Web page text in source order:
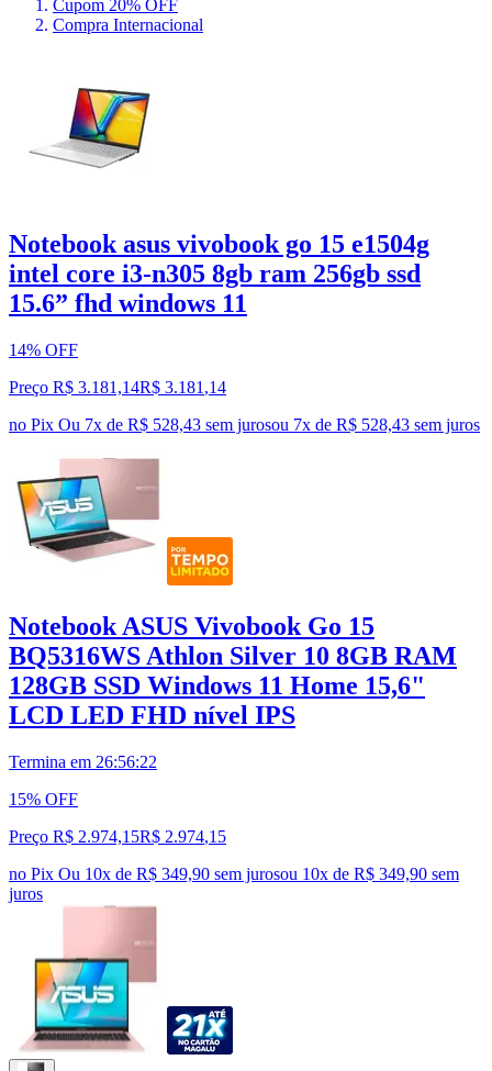
Cupom 20% OFF
Compra Internacional
Notebook asus vivobook go 15 e1504g
intel core i3-n305 8gb ram 256gb ssd
15.6” fhd windows 11
14% OFF
Preço R$ 3.181,14R$ 3.181 ,14
no Pix Ou 7x de R$ 528,43 sem jurosou 7x de R$ 528,43 sem juros
Notebook ASUS Vivobook Go 15
BQ5316WS Athlon Silver 10 8GB RAM
128GB SSD Windows 11 Home 15,6"
LCD LED FHD nível IPS
Termina em 26:56:21
15% OFF
Preço R$ 2.974,15R$ 2.974,15
no Pix Ou 10x de R$ 349,90 sem jurosou 10x de R$ 349,90 sem
juros